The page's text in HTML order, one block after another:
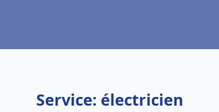
Service: électricien